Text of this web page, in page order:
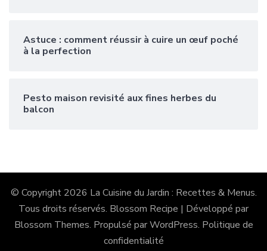
Astuce : comment réussir à cuire un œuf poché
à la perfection
Pesto maison revisité aux fines herbes du
balcon
© Copyright 2026 La Cuisine du Jardin : Recettes & Menus.
Tous droits réservés. Blossom Recipe | Développé par
Blossom Themes. Propulsé parWordPress. Politique de
confidentialité